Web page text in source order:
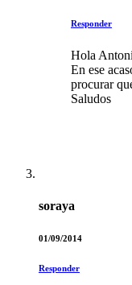
Responder
Hola
En ese
procurar
Saludos
soraya
01/09/2014
Responder